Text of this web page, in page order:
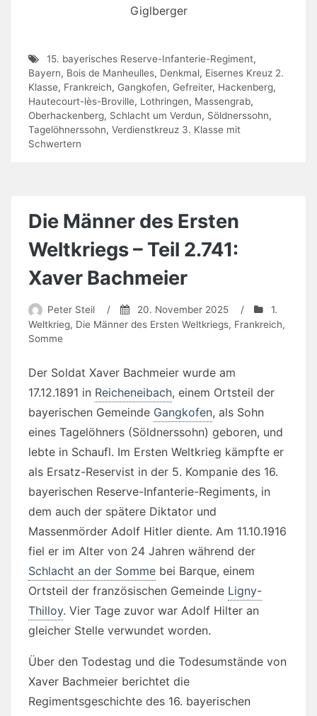
Giglberger
15. bayerisches Reserve-Infanterie-Regiment,
Bayern, Bois de Manheulles, Denkmal, Eisernes Kreuz 2.
Klasse, Frankreich, Gangkofen, Gefreiter, Hackenberg,
Hautecourt-lès-Broville, Lothringen, Massengrab,
Oberhackenberg, Schlacht um Verdun, Söldnerssohn,
Tagelöhnerssohn, Verdienstkreuz 3. Klasse mit
Schwertern
Die Männer des Ersten
Weltkriegs – Teil 2.741:
Xaver Bachmeier
Peter Steil / 20. November 2025 /
1.
Weltkrieg, Die Männer des Ersten Weltkriegs, Frankreich,
Somme
Der Soldat Xaver Bachmeier wurde am
17.12.1891 in Reicheneibach, einem Ortsteil der
bayerischen Gemeinde Gangkofen, als Sohn
eines Tagelöhners (Söldnerssohn) geboren, und
lebte in Schaufl. Im Ersten Weltkrieg kämpfte er
als Ersatz-Reservist in der 5. Kompanie des 16.
bayerischen Reserve-Infanterie-Regiments, in
dem auch der spätere Diktator und
Massenmörder Adolf Hitler diente. Am 11.10.1916
fiel er im Alter von 24 Jahren während der
Schlacht an der Somme bei Barque, einem
Ortsteil der französischen Gemeinde Ligny-
Thilloy. Vier Tage zuvor war Adolf Hilter an
gleicher Stelle verwundet worden.
Über den Todestag und die Todesumstände von
Xaver Bachmeier berichtet die
Regimentsgeschichte des 16. bayerischen